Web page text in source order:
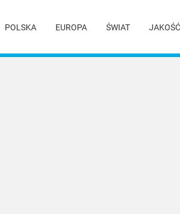
POLSKA EUROPA ŚWIAT